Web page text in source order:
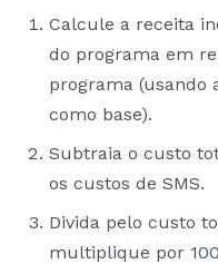
Calcule a receita
do programa em
programa (usando
como base).
Subtraia o custo
os custos de SMS.
Divida pelo custo
multiplique por